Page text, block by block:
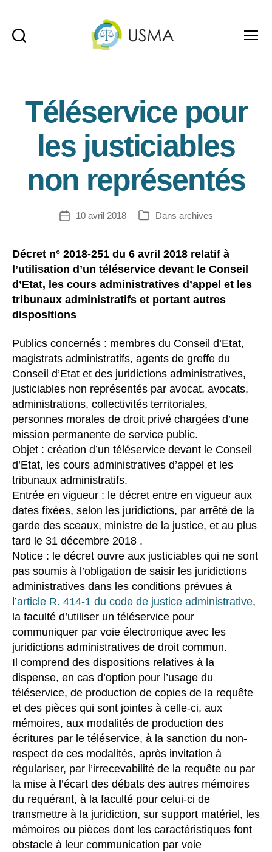
Téléservice pour
les justiciables
non représentés
Date10 avril 2018 Catégories
Dans archives
Décret n° 2018-251 du 6 avril 2018 relatif à
l’utilisation d’un téléservice devant le Conseil
d’Etat, les cours administratives d’appel et les
tribunaux administratifs et portant autres
dispositions
Publics concernés : membres du Conseil d’Etat,
magistrats administratifs, agents de greffe du
Conseil d’Etat et des juridictions administratives,
justiciables non représentés par avocat, avocats,
administrations, collectivités territoriales,
personnes morales de droit privé chargées d’une
mission permanente de service public.
Objet : création d’un téléservice devant le Conseil
d’Etat, les cours administratives d’appel et les
tribunaux administratifs.
Entrée en vigueur : le décret entre en vigueur aux
dates fixées, selon les juridictions, par arrêté de la
garde des sceaux, ministre de la justice, et au plus
tard le 31 décembre 2018 .
Notice : le décret ouvre aux justiciables qui ne sont
pas soumis à l’obligation de saisir les juridictions
administratives dans les conditions prévues à
l’article R. 414-1 du code de justice administrative,
la faculté d’utiliser un téléservice pour
communiquer par voie électronique avec les
juridictions administratives de droit commun.
Il comprend des dispositions relatives à la
dispense, en cas d’option pour l’usage du
téléservice, de production de copies de la requête
et des pièces qui sont jointes à celle-ci, aux
mémoires, aux modalités de production des
écritures par le téléservice, à la sanction du non-
respect de ces modalités, après invitation à
régulariser, par l’irrecevabilité de la requête ou par
la mise à l’écart des débats des autres mémoires
du requérant, à la faculté pour celui-ci de
transmettre à la juridiction, sur support matériel, les
mémoires ou pièces dont les caractéristiques font
obstacle à leur communication par voie